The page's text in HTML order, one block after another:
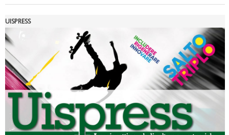
Luglio 2026: "Pensando con i piedi, si possono fare le
rivoluzioni"
UISPRESS